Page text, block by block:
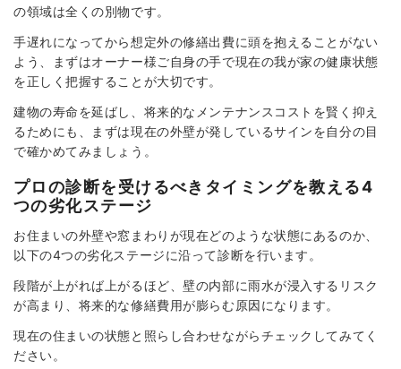
の領域は全くの別物です。
手遅れになってから想定外の修繕出費に頭を抱えることがない
よう、まずはオーナー様ご自身の手で現在の我が家の健康状態
を正しく把握することが大切です。
建物の寿命を延ばし、将来的なメンテナンスコストを賢く抑え
るためにも、まずは現在の外壁が発しているサインを自分の目
で確かめてみましょう。
プロの診断を受けるべきタイミングを教える4
つの劣化ステージ
お住まいの外壁や窓まわりが現在どのような状態にあるのか、
以下の4つの劣化ステージに沿って診断を行います。
段階が上がれば上がるほど、壁の内部に雨水が浸入するリスク
が高まり、将来的な修繕費用が膨らむ原因になります。
現在の住まいの状態と照らし合わせながらチェックしてみてく
ださい。